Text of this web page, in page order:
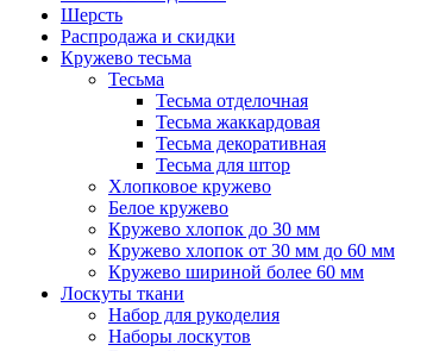
Шерсть
Распродажа и скидки
Кружево тесьма
Тесьма
Тесьма отделочная
Тесьма жаккардовая
Тесьма декоративная
Тесьма для штор
Хлопковое кружево
Белое кружево
Кружево хлопок до 30 мм
Кружево хлопок от 30 мм до 60 мм
Кружево шириной более 60 мм
Лоскуты ткани
Набор для рукоделия
Наборы лоскутов